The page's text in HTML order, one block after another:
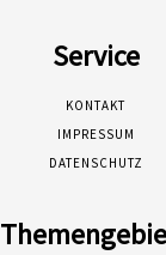
Service
KONTAKT
IMPRESSUM
DATENSCHUTZ